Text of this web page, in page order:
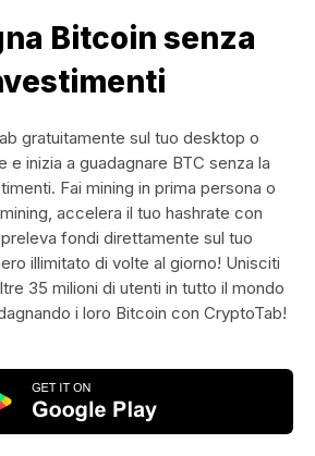
Bitcoin senza
gratuitamente sul tuo desktop o
e inizia a guadagnare BTC senza la
Fai mining in prima persona o
accelera il tuo hashrate con
fondi direttamente sul tuo
illimitato di volte al giorno! Unisciti
35 milioni di utenti in tutto il mondo
i loro Bitcoin con CryptoTab!